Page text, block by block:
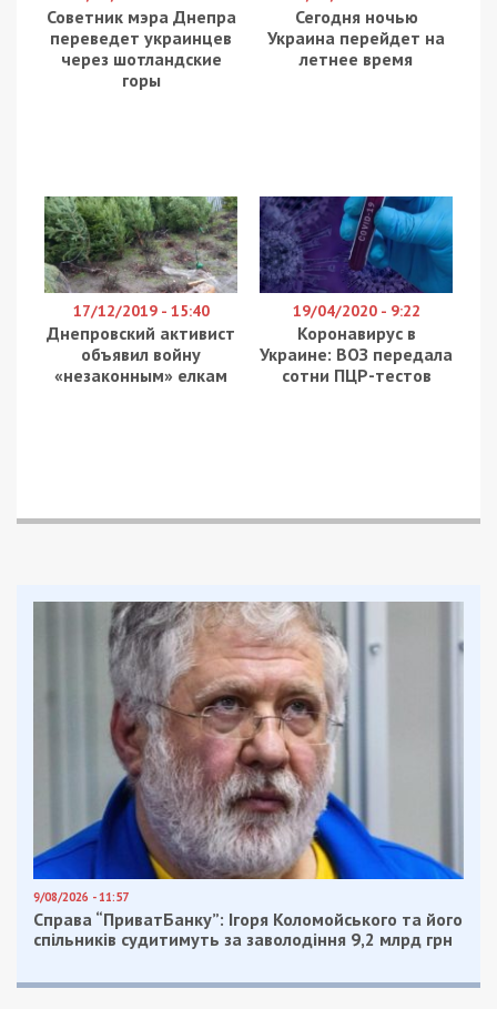
туалетной бумагой и гречкой, мы работаем. Но не все. В
марте официально в Днепре стало на 1 перевозчика
меньше. С городом попрощалось одно из когда-то самых
больших предприятий центральной Украины – АТП
11228. Основанное в 1965 году, предприятие
предназначалось для обслуживания городских,
километров ежедневно. Более 2 тысяч сотрудников
трудились за рулями и в ремонтных цехах.
Как написал глава профсоюза, в 90-е годы в
Днепр поступили малые автобусы типа “РАФ” и
“ГАЗель” и большие автобусы не выдержали
конкуренции с быстрыми и более дешевыми
машинами:
предприятие находилось в АНД районе и
обслуживало там несколько небольших
маршрутов. Своих машин у предприятия почти не
было, поэтому для работы на маршрутах
приглашали частных предпринимателей со
своими микроавтобусами. По состоянию на этот
год такая ситуация перестала входить в
концепцию развития городского транспорта.
Оставшиеся маршруты разделили между собой
ПВСП “СТО КАРЛССОН” и ООО “СМИТ”. Уже
сейчас идет контрактовка и доставка на эти
направления более нового и качественного
транспорта. Социальные рейсы уже выполняются
комфортными большими машинами
Начало недели в смешанных чувствах. На фото —